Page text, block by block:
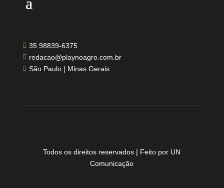
 35 98839-6375
 redacao@playnoagro.com.br
 São Paulo | Minas Gerais
Todos os direitos reservados | Feito por UN
Comunicação